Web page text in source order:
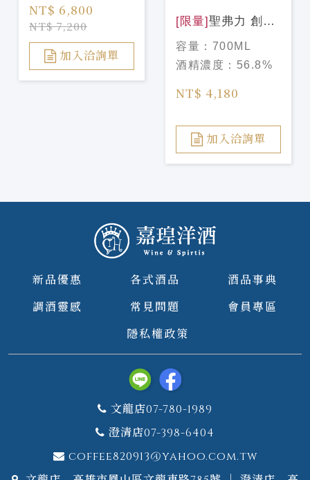
NT$ 6,800
NT$ 7,200
加入洽詢單
[限量] 聖弗力 創辦
人精選系列-慕赫
2007/17年 #201
Signatory Vintage
Symington Choice
容量： 700ML
酒精濃度： 56.8%
NT$ 4,180
加入洽詢單
新品優惠 各式酒品
酒品事典
調酒靈感
常見問題
會員專區
隱私權政策
文龍店07-780-1989
澄清店07-398-6404
coffee820913@yahoo.com.tw